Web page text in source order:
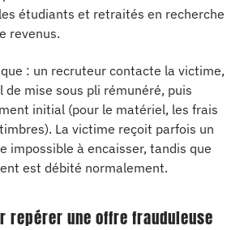
étudiants et retraités en recherche
revenus.
: un recruteur contacte la victime,
de mise sous pli rémunéré, puis
initial (pour le matériel, les frais
La victime reçoit parfois un
impossible à encaisser, tandis que
est débité normalement.
repérer une offre frauduleuse